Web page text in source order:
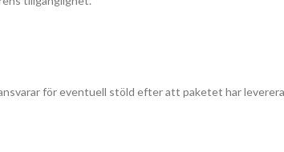
för eventuell stöld efter att paketet har